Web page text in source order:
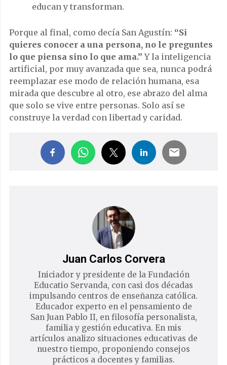
educan y transforman.
Porque al final, como decía San Agustín: “Si
quieres conocer a una persona, no le preguntes
lo que piensa sino lo que ama.” Y la inteligencia
artificial, por muy avanzada que sea, nunca podrá
reemplazar ese modo de relación humana, esa
mirada que descubre al otro, ese abrazo del alma
que solo se vive entre personas. Solo así se
construye la verdad con libertad y caridad.
Juan Carlos Corvera
Iniciador y presidente de la Fundación
Educatio Servanda, con casi dos décadas
impulsando centros de enseñanza católica.
Educador experto en el pensamiento de
San Juan Pablo II, en filosofía personalista,
familia y gestión educativa. En mis
artículos analizo situaciones educativas de
nuestro tiempo, proponiendo consejos
prácticos a docentes y familias.